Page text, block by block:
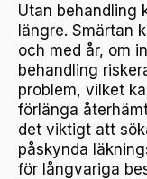
Utan behandling
längre. Smärtan
och med år, om
behandling
problem, vilket
förlänga
det viktigt att
påskynda
för långvariga